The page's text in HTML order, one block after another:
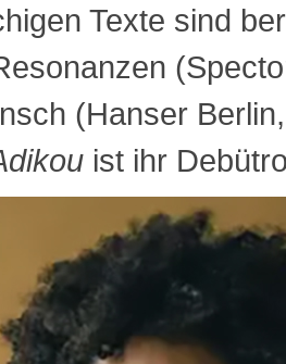
Texte sind
(Hanser
ist ihr